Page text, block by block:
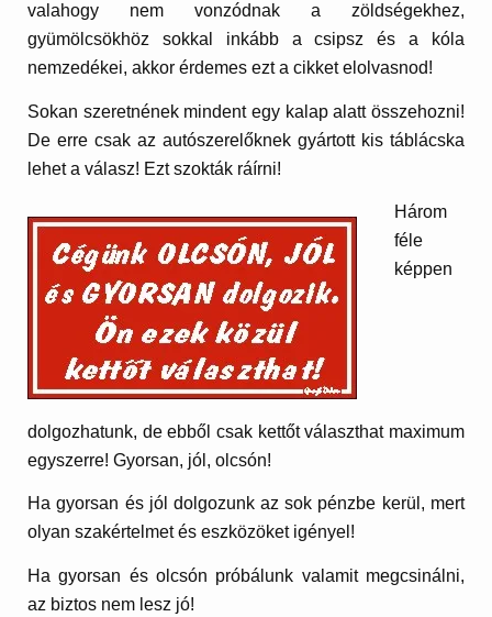
valahogy nem vonzódnak a zöldségekhez,
gyümölcsökhöz sokkal inkább a csipsz és a kóla
nemzedékei, akkor érdemes ezt a cikket elolvasnod!
Sokan szeretnének mindent egy kalap alatt összehozni!
De erre csak az autószerelőknek gyártott kis táblácska
lehet a válasz! Ezt szokták ráírni!
Három
féle
képpen
dolgozhatunk, de ebből csak kettőt választhat maximum
egyszerre! Gyorsan, jól, olcsón!
Ha gyorsan és jól dolgozunk az sok pénzbe kerül, mert
olyan szakértelmet és eszközöket igényel!
Ha gyorsan és olcsón próbálunk valamit megcsinálni,
az biztos nem lesz jó!